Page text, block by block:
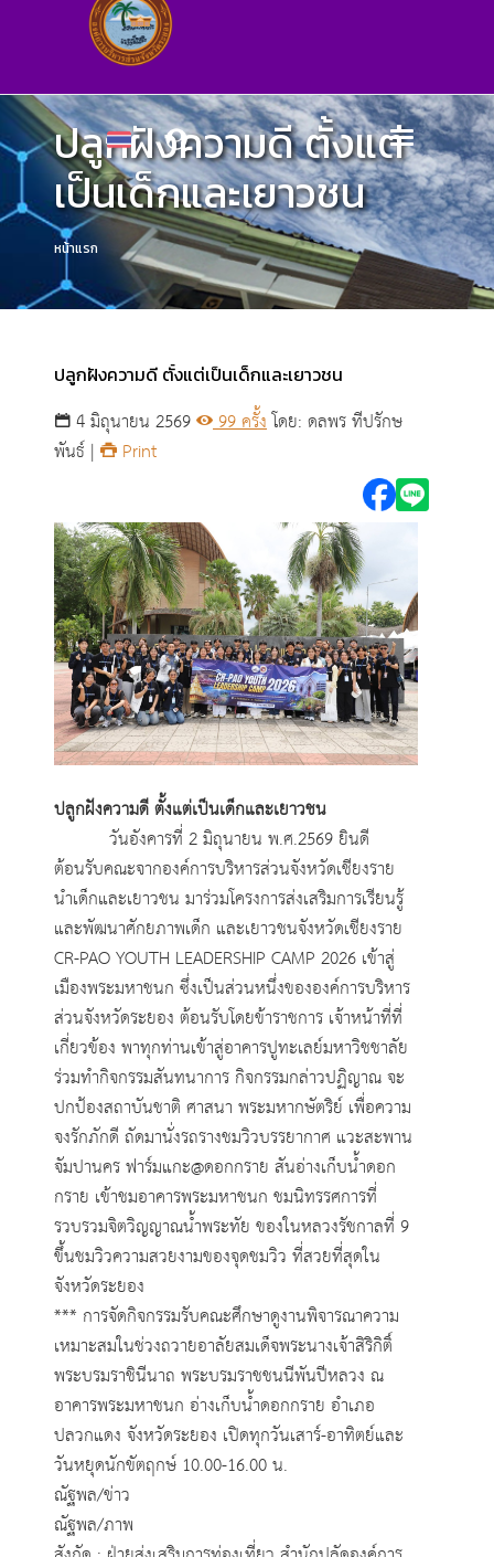
ปลูกฝังความดี ตั้งแต่
เป็นเด็กและเยาวชน
หน้าแรก
ปลูกฝังความดี ตั้งแต่เป็นเด็กและเยาวชน
4 มิถุนายน 2569 99 ครั้งโดย: ดลพร ทีปรักษ
พันธ์ |
Print
ปลูกฝังความดี ตั้งแต่เป็นเด็กและเยาวชน
วันอังคารที่ 2 มิถุนายน พ.ศ.2569 ยินดี
ต้อนรับคณะจากองค์การบริหารส่วนจังหวัดเชียงราย
นำเด็กและเยาวชน มาร่วมโครงการส่งเสริมการเรียนรู้
และพัฒนาศักยภาพเด็ก และเยาวชนจังหวัดเชียงราย
CR-PAO YOUTH LEADERSHIP CAMP 2026 เข้าสู่
เมืองพระมหาชนก ซึ่งเป็นส่วนหนึ่งขององค์การบริหาร
ส่วนจังหวัดระยอง ต้อนรับโดยข้าราชการ เจ้าหน้าที่ที่
เกี่ยวข้อง พาทุกท่านเข้าสู่อาคารปูทะเลย์มหาวิชชาลัย
ร่วมทำกิจกรรมสันทนาการ กิจกรรมกล่าวปฏิญาณ จะ
ปกป้องสถาบันชาติ ศาสนา พระมหากษัตริย์ เพื่อความ
จงรักภักดี ถัดมานั่งรถรางชมวิวบรรยากาศ แวะสะพาน
จัมปานคร ฟาร์มแกะ@ดอกกราย สันอ่างเก็บน้ำดอก
กราย เข้าชมอาคารพระมหาชนก ชมนิทรรศการที่
รวบรวมจิตวิญญาณน้ำพระทัย ของในหลวงรัชกาลที่ 9
ขึ้นชมวิวความสวยงามของจุดชมวิว ที่สวยที่สุดใน
จังหวัดระยอง
*** การจัดกิจกรรมรับคณะศึกษาดูงานพิจารณาความ
เหมาะสมในช่วงถวายอาลัยสมเด็จพระนางเจ้าสิริกิติ์
พระบรมราชินีนาถ พระบรมราชชนนีพันปีหลวง ณ
อาคารพระมหาชนก อ่างเก็บน้ำดอกกราย อำเภอ
ปลวกแดง จังหวัดระยอง เปิดทุกวันเสาร์-อาทิตย์และ
วันหยุดนักขัตฤกษ์ 10.00-16.00 น.
ณัฐพล/ข่าว
ณัฐพล/ภาพ